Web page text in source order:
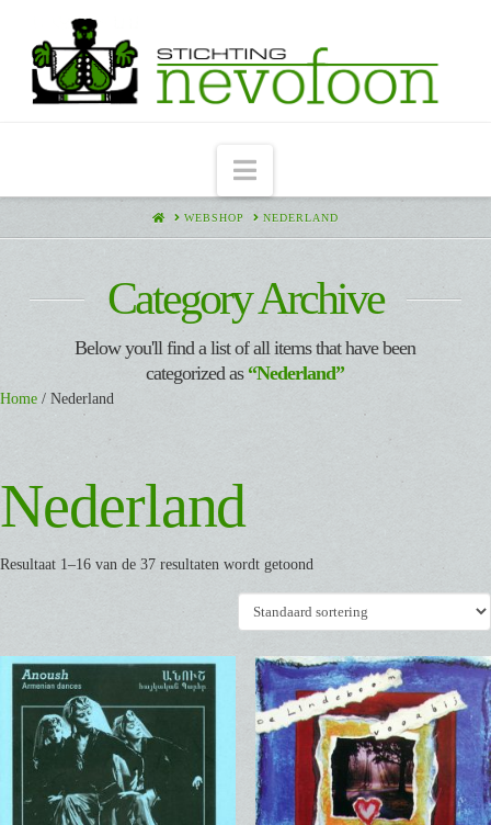
Navigation
HOMEWEBSHOP NEDERLAND
Category Archive
Below you'll find a list of all items that have been
categorized as “Nederland”
Home / Nederland
Nederland
Resultaat 1–16 van de 37 resultaten wordt getoond